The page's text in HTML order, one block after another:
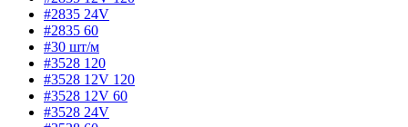
#2835 24V
#2835 60
#30 шт/м
#3528 120
#3528 12V 120
#3528 12V 60
#3528 24V